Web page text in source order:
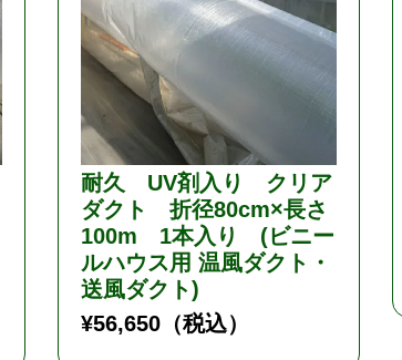
耐久 UV剤入り クリア
ダクト 折径80cm×長さ
100m 1本入り (ビニー
ルハウス用 温風ダクト・
送風ダクト)
¥56,650 （税込）